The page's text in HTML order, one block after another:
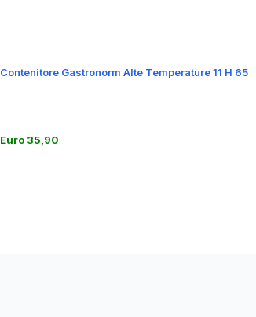
Contenitore Gastronorm Alte Temperature 11 H 65
Euro 35,90